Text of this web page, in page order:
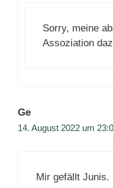
Sorry, meine
Assoziation
Ge
14. August 2022 um
Mir gefällt Junis.